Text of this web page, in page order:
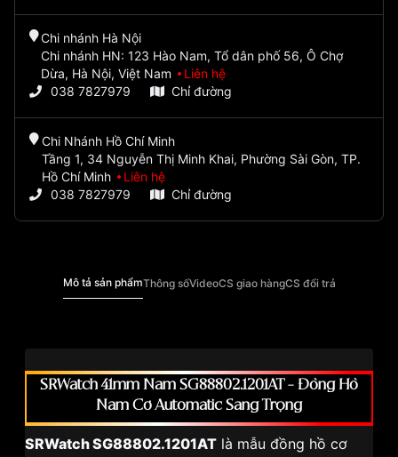
Chi nhánh Hà Nội
Chi nhánh HN: 123 Hào Nam, Tổ dân phố 56, Ô Chợ
Dừa, Hà Nội, Việt Nam
Liên hệ
038 7827979
Chỉ đường
Chi Nhánh Hồ Chí Minh
Tầng 1, 34 Nguyễn Thị Minh Khai, Phường Sài Gòn, TP.
Hồ Chí Minh
Liên hệ
038 7827979
Chỉ đường
Mô tả sản phẩmThông sốVideoCS giao hàngCS đổi trả
SRWatch 41mm Nam SG88802.1201AT – Đồng Hồ
Nam Cơ Automatic Sang Trọng
SRWatch SG88802.1201AT là mẫu đồng hồ cơ